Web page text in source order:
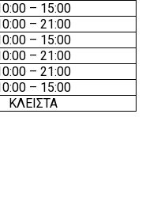
– 15:00
– 21:00
– 15:00
– 21:00
– 21:00
– 15:00
ΚΛΕΙΣΤΑ